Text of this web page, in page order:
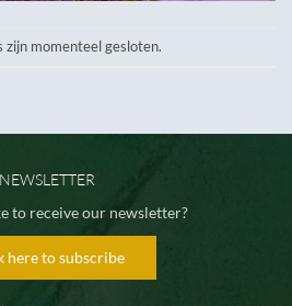
momenteel gesloten.
NEWSLETTER
to receive our newsletter?
here to subscribe